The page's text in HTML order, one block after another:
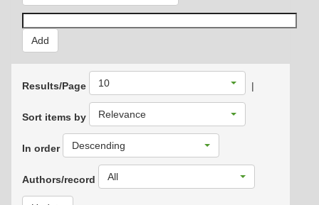
Results/Page 10 |
Sort items by Relevance
In order Descending
Authors/record All